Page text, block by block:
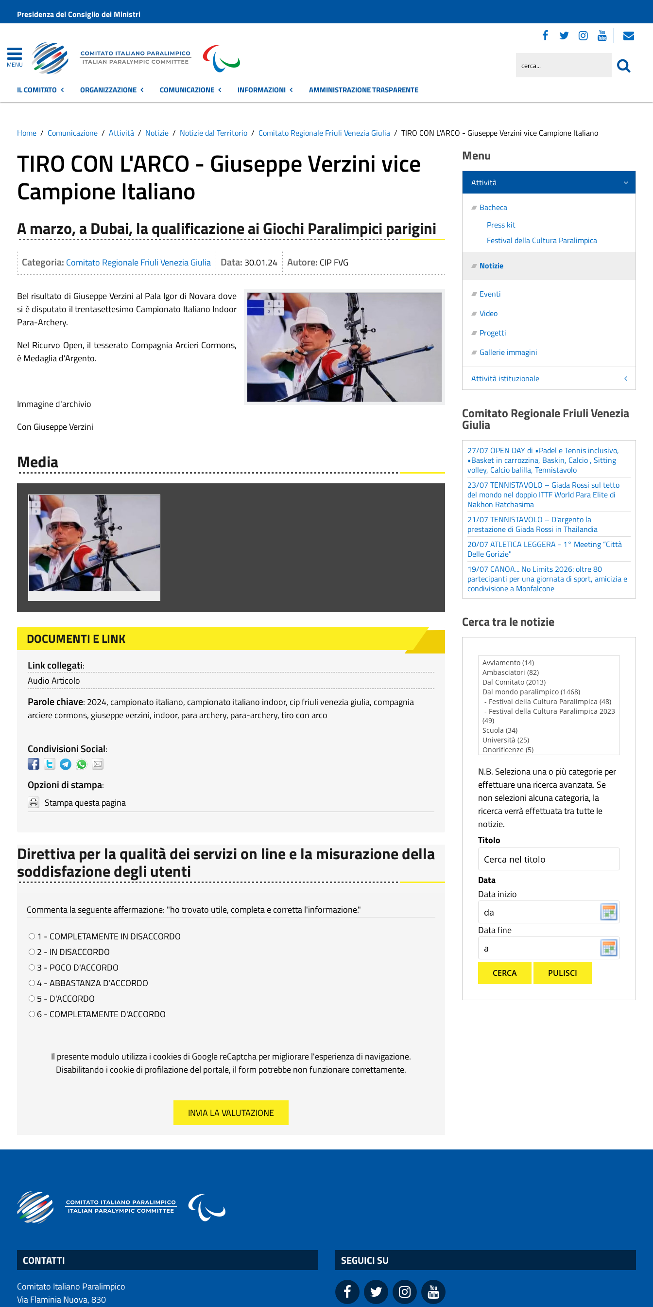
Presidenza del Consiglio dei Ministri
MENU
IL COMITATO ORGANIZZAZIONE COMUNICAZIONE INFORMAZIONI AMMINISTRAZIONE TRASPARENTE
Home Comunicazione Attività Notizie Notizie dal Territorio Comitato Regionale Friuli Venezia Giulia TIRO CON L'ARCO - Giuseppe Verzini vice Campione Italiano
TIRO CON L'ARCO - Giuseppe Verzini vice
Campione Italiano
A marzo, a Dubai, la qualificazione ai Giochi Paralimpici parigini
Categoria: Comitato Regionale Friuli Venezia Giulia Data: 30.01.24 Autore: CIP FVG
Bel risultato di Giuseppe Verzini al Pala Igor di Novara dove
si è disputato il trentasettesimo Campionato Italiano Indoor
Para-Archery.
Nel Ricurvo Open, il tesserato Compagnia Arcieri Cormons,
è Medaglia d'Argento.
Immagine d'archivio
Con Giuseppe Verzini
Media
DOCUMENTI E LINK
Link collegati:
Audio Articolo
Parole chiave: 2024, campionato italiano, campionato italiano indoor, cip friuli venezia giulia, compagnia
arciere cormons, giuseppe verzini, indoor, para archery, para-archery,tiro con arco
Condivisioni Social:
Opzioni di stampa:
Stampa questa pagina
Direttiva per la qualità dei servizi on line e la misurazione della
soddisfazione degli utenti
Commenta la seguente affermazione: "ho trovato utile, completa e corretta l'informazione."
1 - COMPLETAMENTE IN DISACCORDO
2 - IN DISACCORDO
3 - POCO D'ACCORDO
4 - ABBASTANZA D'ACCORDO
5 - D'ACCORDO
6 - COMPLETAMENTE D'ACCORDO
Il presente modulo utilizza i cookies di Google reCaptcha per migliorare l'esperienza di navigazione.
Disabilitando i cookie di profilazione del portale, il form potrebbe non funzionare correttamente.
Menu
Attività
Bacheca
Press kit
Festival della Cultura Paralimpica
Notizie
Eventi
Video
Progetti
Gallerie immagini
Attività istituzionale
Comitato Regionale Friuli Venezia
Giulia
27/07 OPEN DAY di •Padel e Tennis inclusivo,
•Basket in carrozzina, Baskin, Calcio , Sitting
volley, Calcio balilla, Tennistavolo
23/07 TENNISTAVOLO – Giada Rossi sul tetto
del mondo nel doppio ITTF World Para Elite di
Nakhon Ratchasima
21/07 TENNISTAVOLO – D'argento la
prestazione di Giada Rossi in Thailandia
20/07 ATLETICA LEGGERA - 1° Meeting “Città
Delle Gorizie"
19/07 CANOA... No Limits 2026: oltre 80
partecipanti per una giornata di sport, amicizia e
condivisione a Monfalcone
Cerca tra le notizie
N.B. Seleziona una o più categorie per
effettuare una ricerca avanzata. Se
non selezioni alcuna categoria, la
ricerca verrà effettuata tra tutte le
notizie.
Titolo
Data
Data inizio
Data fine
CERCA PULISCI
CONTATTI
Comitato Italiano Paralimpico
Via Flaminia Nuova, 830
SEGUICI SU